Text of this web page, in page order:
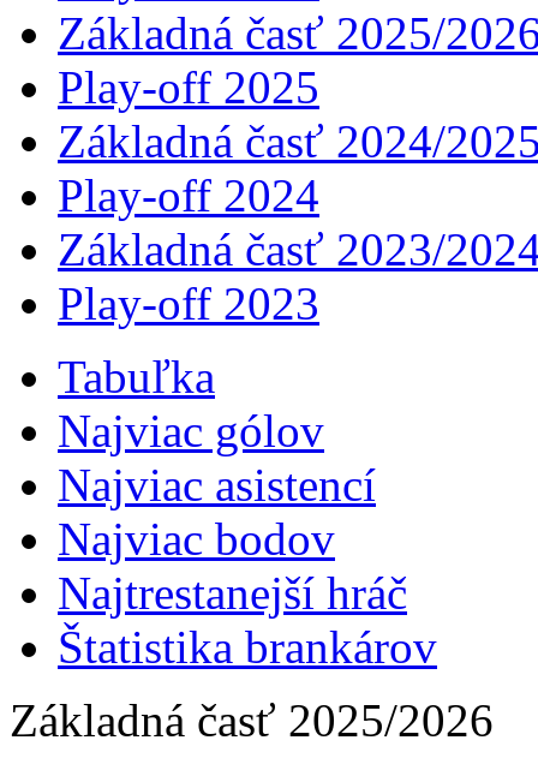
Základná časť 2025/
Play-off 2025
Základná časť 2024/
Play-off 2024
Základná časť 2023/
Play-off 2023
Tabuľka
Najviac gólov
Najviac asistencí­
Najviac bodov
Najtrestanejší hráč
Štatistika brankárov
Základná časť 2025/2026